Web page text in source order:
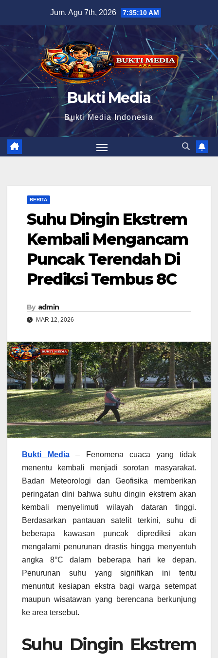
Jum. Agu 7th, 2026 7:35:11 AM
Bukti Media
Bukti Media Indonesia
BERITA
Suhu Dingin Ekstrem
Kembali Mengancam
Puncak Terendah Di
Prediksi Tembus 8C
By admin
MAR 12, 2026
Bukti Media– Fenomena cuaca yang tidak
menentu kembali menjadi sorotan masyarakat.
Badan Meteorologi dan Geofisika memberikan
peringatan dini bahwa suhu dingin ekstrem akan
kembali menyelimuti wilayah dataran tinggi.
Berdasarkan pantauan satelit terkini, suhu di
beberapa kawasan puncak diprediksi akan
mengalami penurunan drastis hingga menyentuh
angka 8°C dalam beberapa hari ke depan.
Penurunan suhu yang signifikan ini tentu
menuntut kesiapan ekstra bagi warga setempat
maupun wisatawan yang berencana berkunjung
ke area tersebut.
Suhu Dingin Ekstrem